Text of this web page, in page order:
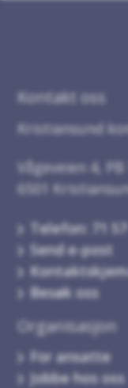
Kontakt oss
Kristiansund
Vågeveien 4, PB
6501
Telefon: 71
Send e-post
Besøk oss
Organisasjon
For ansatte
Jobbe hos oss